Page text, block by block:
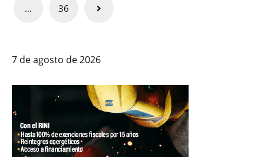
entradas
… 36
7 de agosto de 2026